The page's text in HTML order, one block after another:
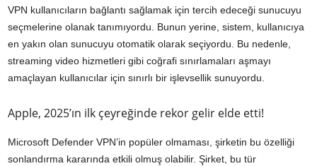
VPN kullanıcıların bağlantı sağlamak için tercih edeceği sunucuyu
seçmelerine olanak tanımıyordu. Bunun yerine, sistem, kullanıcıya
en yakın olan sunucuyu otomatik olarak seçiyordu. Bu nedenle,
streaming video hizmetleri gibi coğrafi sınırlamaları aşmayı
amaçlayan kullanıcılar için sınırlı bir işlevsellik sunuyordu.
Apple, 2025’ın ilk çeyreğinde rekor gelir elde etti!
Microsoft Defender VPN’in popüler olmaması, şirketin bu özelliği
sonlandırma kararında etkili olmuş olabilir. Şirket, bu tür